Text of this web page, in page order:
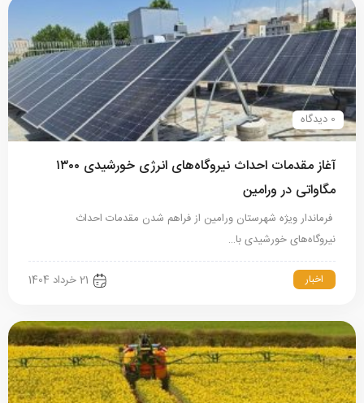
0 دیدگاه
آغاز مقدمات احداث نیروگاه‌های انرژی خورشیدی ۱۳۰۰
مگاواتی در ورامین
فرماندار ویژه شهرستان ورامین از فراهم شدن مقدمات احداث
نیروگاه‌های خورشیدی با…
اخبار 21 خرداد 1404